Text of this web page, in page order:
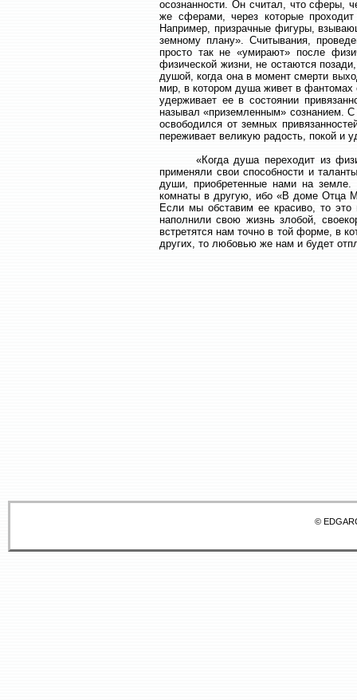
осознанности. Он считал, что сферы,
же сферами, через которые
Например, призрачные фигуры,
земному плану». Считывания,
просто так не «умирают» после
физической жизни, не остаются
душой, когда она в момент смерти
мир, в котором душа живет в
удерживает ее в состоянии
называл «приземленным» сознанием.
освободился от земных
переживает великую радость, покой и
«Когда душа переходит из
применяли свои способности и
души, приобретенные нами на
комнаты в другую, ибо «В доме Отца
Если мы обставим ее красиво, то
наполнили свою жизнь злобой,
встретятся нам точно в той форме, в
других, то любовью же нам и будет
©